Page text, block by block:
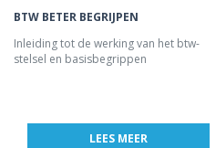
BTW BETER BEGRIJPEN
Inleiding tot de werking van het btw-
stelsel en basisbegrippen
LEES MEER